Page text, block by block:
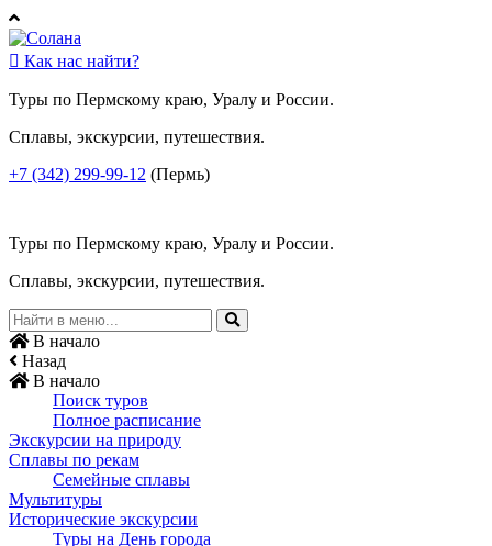
 Как нас найти?
Туры по Пермскому краю, Уралу и России.
Сплавы, экскурсии, путешествия.
+7 (342) 299-99-12 (Пермь)
Туры по Пермскому краю, Уралу и России.
Сплавы, экскурсии, путешествия.
В начало
Назад
В начало
Поиск туров
Полное расписание
Экскурсии на природу
Сплавы по рекам
Семейные сплавы
Мультитуры
Исторические экскурсии
Туры на День города